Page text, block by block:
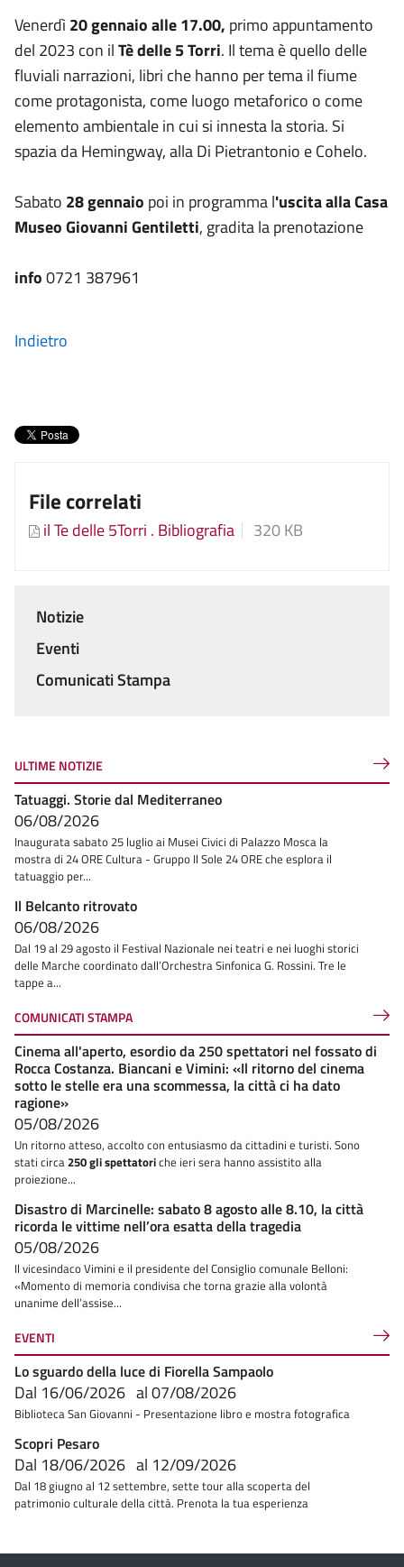
Venerdì20 gennaio alle 17.00, primo appuntamento
del 2023 con ilTè delle 5 Torri. Il tema è quello delle
fluviali narrazioni, libri che hanno per tema il fiume
come protagonista, come luogo metaforico o come
elemento ambientale in cui si innesta la storia. Si
spazia da Hemingway, alla Di Pietrantonio e Cohelo.
Sabato 28 gennaio poi in programma l'uscita alla Casa
Museo Giovanni Gentiletti, gradita la prenotazione
info0721 387961
Indietro
File correlati
il Te delle 5Torri . Bibliografia 320 KB
Menu
Notizie
Eventi
Comunicati Stampa
ULTIME NOTIZIE
Tatuaggi. Storie dal Mediterraneo
06/08/2026
Inaugurata sabato 25 luglio ai Musei Civici di Palazzo Mosca la
mostra di 24 ORE Cultura - Gruppo Il Sole 24 ORE che esplora il
tatuaggio per...
Il Belcanto ritrovato
06/08/2026
Dal 19 al 29 agosto il Festival Nazionale nei teatri e nei luoghi storici
delle Marche coordinato dall’Orchestra Sinfonica G. Rossini. Tre le
tappe a...
COMUNICATI STAMPA
Cinema all'aperto, esordio da 250 spettatori nel fossato di
Rocca Costanza. Biancani e Vimini: «Il ritorno del cinema
sotto le stelle era una scommessa, la città ci ha dato
ragione»
05/08/2026
Un ritorno atteso, accolto con entusiasmo da cittadini e turisti. Sono
stati circa250 gli spettatoriche ieri sera hanno assistito alla
proiezione...
Disastro di Marcinelle: sabato 8 agosto alle 8.10, la città
ricorda le vittime nell’ora esatta della tragedia
05/08/2026
Il vicesindaco Vimini e il presidente del Consiglio comunale Belloni:
«Momento di memoria condivisa che torna grazie alla volontà
unanime dell’assise...
EVENTI
Lo sguardo della luce di Fiorella Sampaolo
Dal 16/06/2026 al07/08/2026
Biblioteca San Giovanni - Presentazione libro e mostra fotografica
Scopri Pesaro
Dal 18/06/2026 al 12/09/2026
Dal 18 giugno al 12 settembre, sette tour alla scoperta del
patrimonio culturale della città. Prenota la tua esperienza